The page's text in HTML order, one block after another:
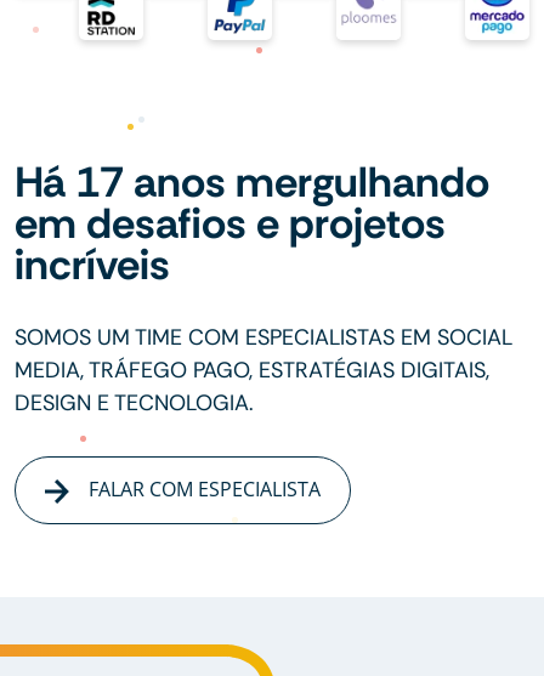
Há 17 anos mergulhando
em desafios e projetos
incríveis
SOMOS UM TIME COM ESPECIALISTAS EM SOCIAL
MEDIA, TRÁFEGO PAGO, ESTRATÉGIAS DIGITAIS,
DESIGN E TECNOLOGIA.
FALAR COM ESPECIALISTA